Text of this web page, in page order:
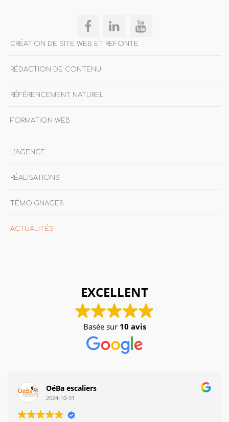
CRÉATION DE SITE WEB ET REFONTE
RÉDACTION DE CONTENU
RÉFÉRENCEMENT NATUREL
FORMATION WEB
L’AGENCE
RÉALISATIONS
TÉMOIGNAGES
ACTUALITÉS
EXCELLENT
Basée sur 10 avis
OéBa escaliers
2024-10-31